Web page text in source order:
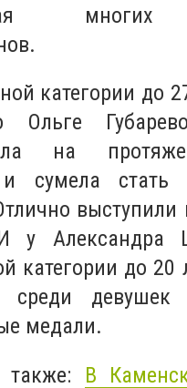
многих
категории до
на
сумела стать
у Александра
категории до 20
среди
медали.
также: В